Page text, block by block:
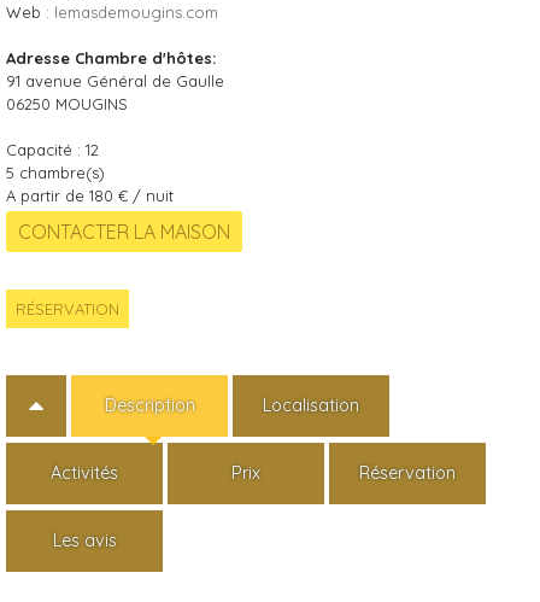
Web : lemasdemougins.com
Adresse Chambre d'hôtes:
91 avenue Général de Gaulle
06250 MOUGINS
Capacité : 12
5 chambre(s)
A partir de 180 € / nuit
RÉSERVATION
Description Localisation
Activités Prix Réservation
Les avis